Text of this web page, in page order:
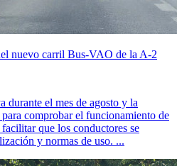
nuevo carril Bus-VAO de la A-2
durante el mes de agosto y la
comprobar el funcionamiento de
que los conductores se
y normas de uso. ...